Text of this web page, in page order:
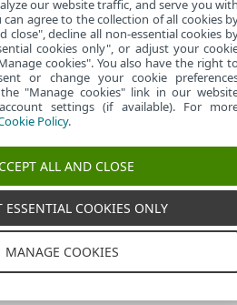
our website traffic, and serve you
can agree to the collection of all cookies
close", decline all non-essential cookies
cookies only", or adjust your
cookies". You also have the right
or change your cookie
"Manage cookies" link in our
settings (if available). For
Policy.
ALL AND CLOSE
ESSENTIAL COOKIES ONLY
MANAGE COOKIES